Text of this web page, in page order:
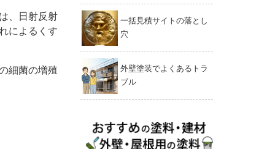
、日射反射
によるくす
細菌の増殖
一括見積サイトの落とし
穴
外壁塗装でよくあるトラ
ブル